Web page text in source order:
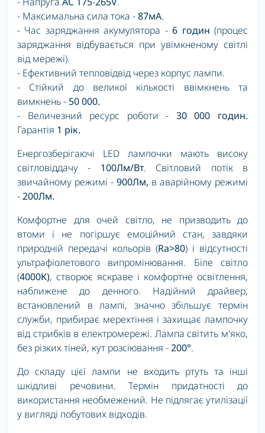
- Максимальна сила тока -87мА.
- Час заряджання акумулятора -6 годин(процес
заряджання відбувається при увімкненому світлі
від мережі).
- Ефективний тепловідвід через корпус лампи.
- Стійкий до великої кількості ввімкнень та
вимкнень - 50 000.
- Величезний ресурс роботи - 30 000 годин.
Гарантія 1 рік.
Енергозберігаючі LED лампочки мають високу
світловіддачу - 100Лм/Вт. Світловий потік в
звичайному режимі - 900Лм, в аварійному режимі
-200Лм.
Комфортне для очей світло, не призводить до
втоми і не погіршує емоційний стан, завдяки
природній передачі кольорів (Ra>80) і відсутності
ультрафіолетового випромінювання. Біле світло
(4000К), створює яскраве і комфортне освітлення,
наближене до денного. Надійний драйвер,
встановлений в лампі, значно збільшує термін
служби, прибирає мерехтіння і захищає лампочку
від стрибків в електромережі. Лампа світить м'яко,
без різких тіней, кут розсіювання -200°.
До складу цієї лампи не входить ртуть та інші
шкідливі речовини. Термін придатності до
використання необмежений. Не підлягає утилізації
у вигляді побутових відходів.